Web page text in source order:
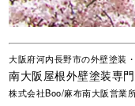
大阪府河内長野市の外壁塗装
南大阪屋根外壁塗装専
株式会社Boo/麻布南大阪営業